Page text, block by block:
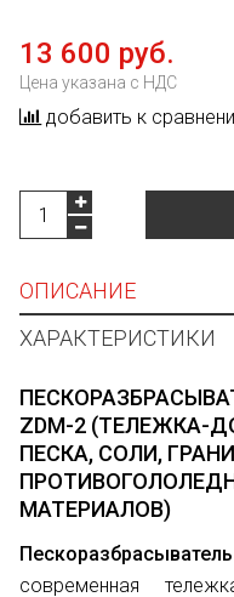
13 600 руб.
Цена указана с НДС
добавить к
ОПИСАНИЕ
ХАРАКТЕРИСТИКИ
ZDM-2 (ТЕЛЕЖКА-
ПЕСКА, СОЛИ,
МАТЕРИАЛОВ)
современная